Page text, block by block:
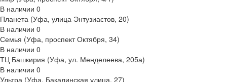
В наличии 0
Планета (Уфа, улица Энтузиастов, 20)
В наличии 0
Семья (Уфа, проспект Октября, 34)
В наличии 0
ТЦ Башкирия (Уфа, ул. Менделеева, 205а)
В наличии 0
Ультра (Уфа, Бакалинская улица, 27)